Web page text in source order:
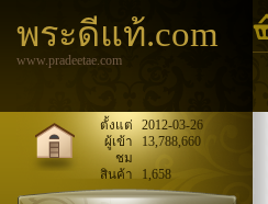
พระดีแท้.com
www.pradeetae.com
ตั้งแต่
2012-03-26
ผู้เข้า
ชม
13,788,660
สินค้า 1,658